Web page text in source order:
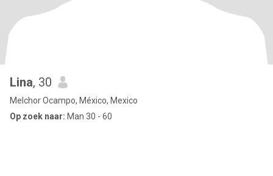
Lina, 30
Melchor Ocampo, México, Mexico
Op zoek naar: Man 30 - 60